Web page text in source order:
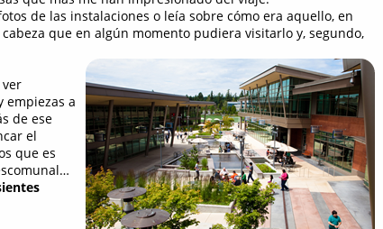
de las instalaciones o leía sobre cómo era aquello, en
que en algún momento pudiera visitarlo y, segundo,
empiezas a
de ese
el
que es